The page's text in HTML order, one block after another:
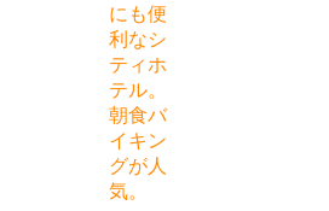
にも便
利なシ
ティホ
テル。
朝食バ
イキン
グが人
気。